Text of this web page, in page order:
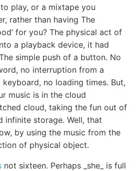
play, or a mixtape you
rather than having The
for you? The physical act of
a playback device, it had
simple push of a button. No
no interruption from a
no loading times. But,
music is in the cloud
cloud, taking the fun out of
infinite storage. Well, that
by using the music from the
of physical object.
not sixteen. Perhaps _she_ is full